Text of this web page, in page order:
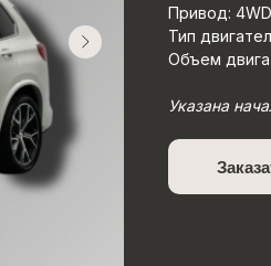
Привод: 4WD
Тип
Объем
Указана